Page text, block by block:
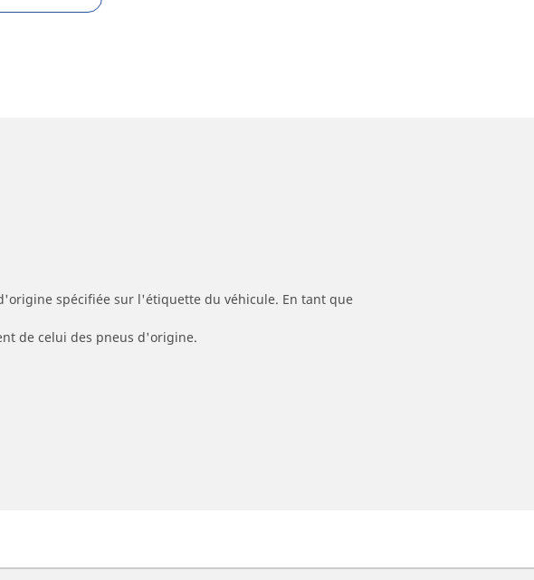
spécifiée sur l'étiquette du véhicule. En tant que
de celui des pneus d'origine.